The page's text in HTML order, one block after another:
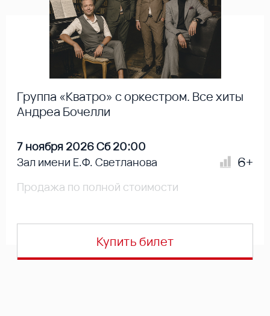
Группа «Кватро» с оркестром. Все хиты
Андреа Бочелли
7 ноября 2026 Сб 20:00
Зал имени Е.Ф. Светланова
6+
Продажа по полной стоимости
Купить билет